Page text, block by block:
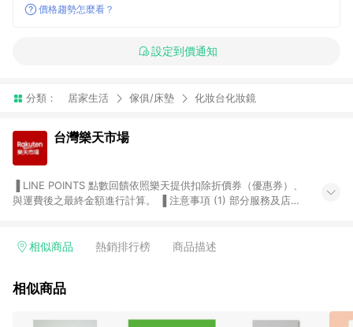
價格趨勢怎麼看？
設定到價通知
分類： 居家生活 傢俱/床墊 化妝台化妝鏡
台灣樂天市場
與運費後之最終金額進行計算。 ▐ 注意事項 (1) 部分服務及店家
Smart mobile、神腦生活、JS巨盛、樂天KOBO電子書，請詳閱
台灣樂天市場，並在同一瀏覽器於24小時內結帳，才享有 LINE
市場 45 天內完成訂單出貨及結帳，則不符合贈點資格。 (4) 如
相似商品 熱銷排行榜 商品描述
相似商品